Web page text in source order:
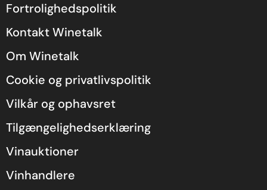
Fortrolighedspolitik
Kontakt Winetalk
Om Winetalk
Cookie og privatlivspolitik
Vilkår og ophavsret
Tilgængelighedserklæring
Vinauktioner
Vinhandlere